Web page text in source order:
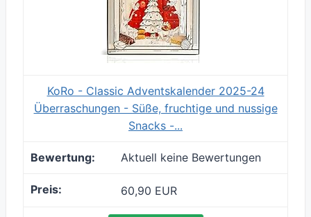
KoRo - Classic Adventskalender 2025-24
Überraschungen - Süße, fruchtige und nussige
Snacks -...
Aktuell keine Bewertungen
60,90 EUR